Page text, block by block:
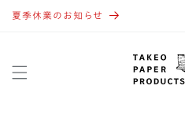
ンツに
夏季休業のお知らせ